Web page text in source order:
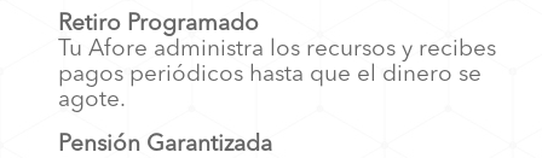
Retiro Programado
Tu Afore administra los recursos y recibes
pagos periódicos hasta que el dinero se
agote.
Pensión Garantizada